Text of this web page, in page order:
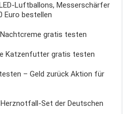
Luftballons, Messerschärfer
Euro bestellen
gratis testen
Katzenfutter gratis testen
– Geld zurück Aktion für
Set der Deutschen